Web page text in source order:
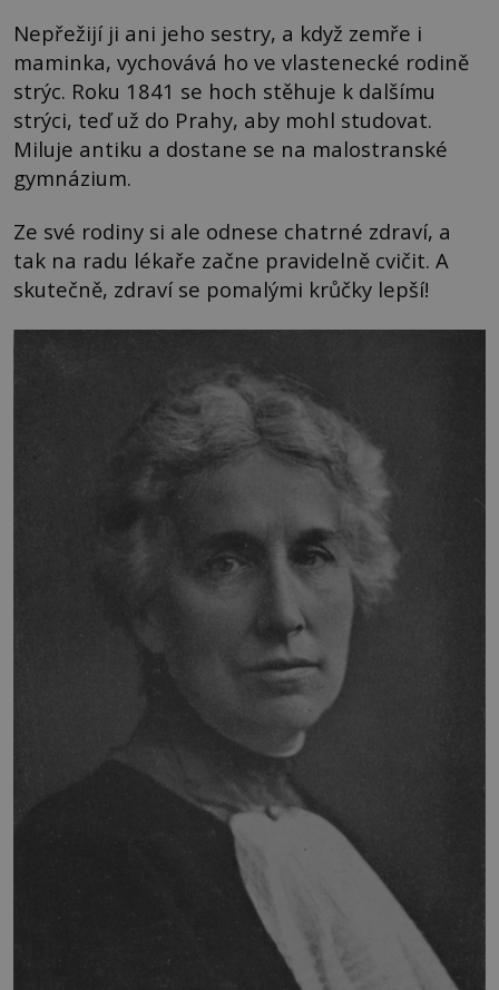
Nepřežijí ji ani jeho sestry, a když zemře i
maminka, vychovává ho ve vlastenecké rodině
strýc. Roku 1841 se hoch stěhuje k dalšímu
strýci, teď už do Prahy, aby mohl studovat.
Miluje antiku a dostane se na malostranské
gymnázium.
Ze své rodiny si ale odnese chatrné zdraví, a
tak na radu lékaře začne pravidelně cvičit. A
skutečně, zdraví se pomalými krůčky lepší!